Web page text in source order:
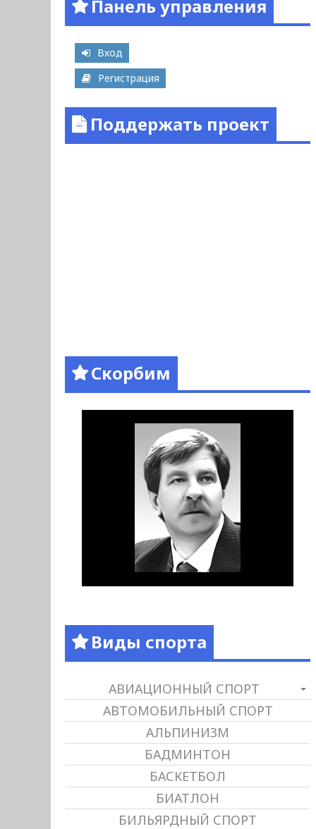
Панель управления
Вход
Регистрация
Поддержать проект
Скорбим
Виды спорта
АВИАЦИОННЫЙ СПОРТ
АВТОМОБИЛЬНЫЙ СПОРТ
АЛЬПИНИЗМ
БАДМИНТОН
БАСКЕТБОЛ
БИАТЛОН
БИЛЬЯРДНЫЙ СПОРТ